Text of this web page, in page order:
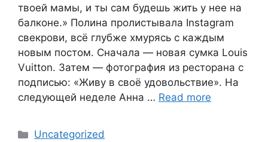
твоей мамы, и ты сам будешь жить у нее на
балконе.» Полина пролистывала Instagram
свекрови, всё глубже хмурясь с каждым
новым постом. Сначала — новая сумка Louis
Vuitton. Затем — фотография из ресторана с
подписью: «Живу в своё удовольствие». На
следующей неделе Анна … Read more
Categories
Uncategorized